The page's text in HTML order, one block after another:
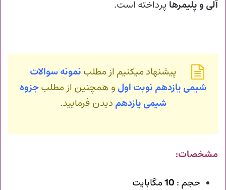
آلی و پلیمرها پرداخته است.
پیشنهاد میکنیم از مطلب نمونه سوالات
شیمی یازدهم نوبت اول و همچنین از مطلبجزوه
شیمی یازدهم دیدن فرمایید.
مشخصات:
حجم : 10مگابایت